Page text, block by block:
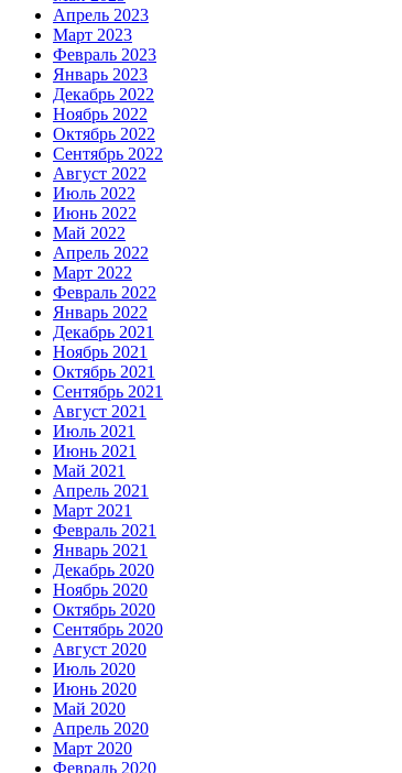
Апрель 2023
Март 2023
Февраль 2023
Январь 2023
Декабрь 2022
Ноябрь 2022
Октябрь 2022
Сентябрь 2022
Август 2022
Июль 2022
Июнь 2022
Май 2022
Апрель 2022
Март 2022
Февраль 2022
Январь 2022
Декабрь 2021
Ноябрь 2021
Октябрь 2021
Сентябрь 2021
Август 2021
Июль 2021
Июнь 2021
Май 2021
Апрель 2021
Март 2021
Февраль 2021
Январь 2021
Декабрь 2020
Ноябрь 2020
Октябрь 2020
Сентябрь 2020
Август 2020
Июль 2020
Июнь 2020
Май 2020
Апрель 2020
Март 2020
Февраль 2020